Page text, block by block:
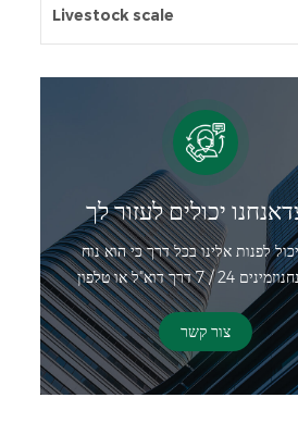
Livestock scale
יכולים לעזור לך
לפנות אלינו בכל דרך כי הוא נוח
צור קשר